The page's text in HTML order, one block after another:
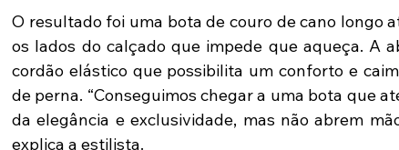
O resultado foi uma bota de couro de cano longo
os lados do calçado que impede que aqueça. A
cordão elástico que possibilita um conforto e
de perna. “Conseguimos chegar a uma bota que
da elegância e exclusividade, mas não abrem
explica a estilista.